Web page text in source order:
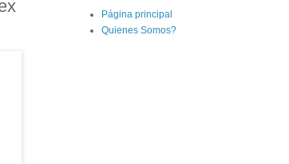
Página principal
Quienes Somos?